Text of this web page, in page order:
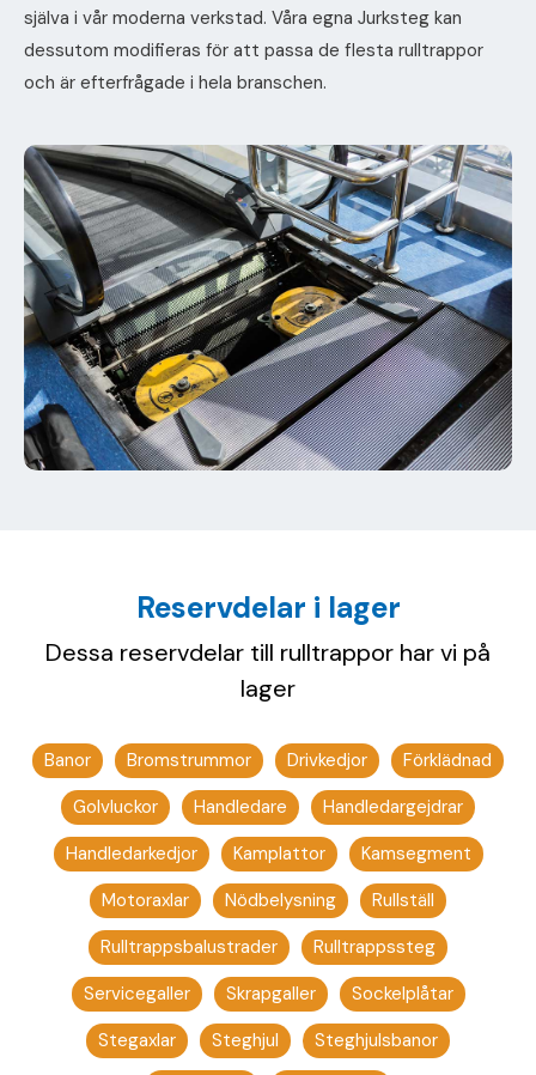
själva i vår moderna verkstad. Våra egna Jurksteg kan
dessutom modifieras för att passa de flesta rulltrappor
och är efterfrågade i hela branschen.
Reservdelar i lager
Dessa reservdelar till rulltrappor har vi på
lager
Banor Bromstrummor Drivkedjor
Förklädnad
Golvluckor
Handledare
Handledargejdrar
Handledarkedjor
Kamplattor
Kamsegment
Motoraxlar
Nödbelysning
Rullställ
Rulltrappsbalustrader
Rulltrappssteg
Servicegaller
Skrapgaller
Sockelplåtar
Stegaxlar
Steghjul
Steghjulsbanor